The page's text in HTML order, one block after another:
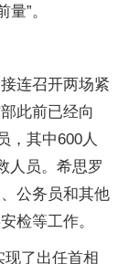
”。
连召开两场紧
此前已经向
，其中600人
人员。希思罗
公务员和其他
检等工作。
现了出任首相